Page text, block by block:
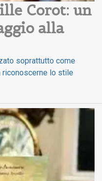
Corot: un
alla
soprattutto come
lo stile